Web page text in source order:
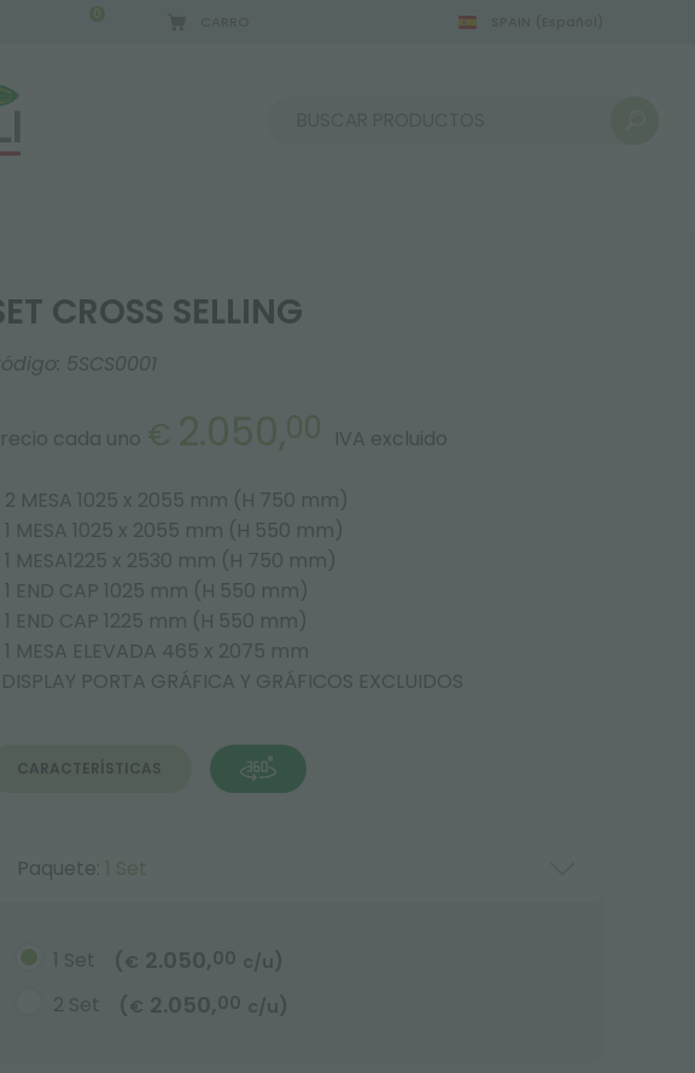
0
CROSS SELLING
5SCS0001
cada uno € 2.050,00 IVA excluido
2 MESA 1025 x 2055 mm (H 750 mm)
1 MESA 1025 x 2055 mm (H 550 mm)
1 MESA1225 x 2530 mm (H 750 mm)
1 END CAP 1025 mm (H 550 mm)
1 END CAP 1225 mm (H 550 mm)
1 MESA ELEVADA 465 x 2075 mm
* DISPLAY PORTA GRÁFICA Y GRÁFICOS EXCLUIDOS
CARACTERÍSTICAS
Paquete: 1 Set
1 Set ( € 2.050,00 c/u)
2 Set
( € 2.050,00 c/u)